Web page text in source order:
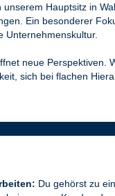
Hauptsitz in
Ein besonderer
Unternehmenskultur.
neue Perspektiven.
sich bei flachen
Du gehörst zu